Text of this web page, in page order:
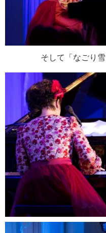
そして「なごり